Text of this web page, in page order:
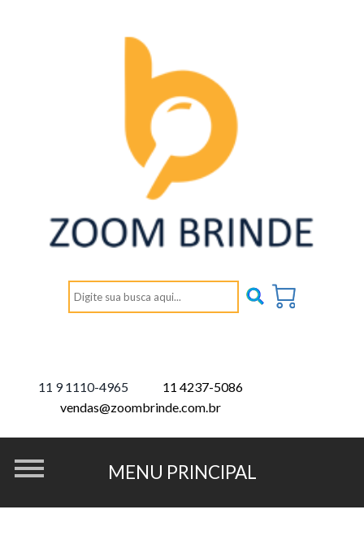
11 9 1110-4965
11 4237-5086
vendas@zoombrinde.com.br